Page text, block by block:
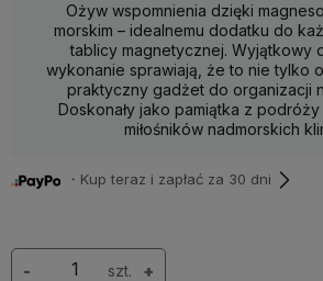
Ożyw wspomnienia dzięki
morskim – idealnemu dodatku do
tablicy magnetycznej. Wyjątkowy
wykonanie sprawiają, że to nie tylko
praktyczny gadżet do organizacji
Doskonały jako pamiątka z
miłośników nadmorskich
・Kup teraz i zapłać za 30 dni
szt. +
-